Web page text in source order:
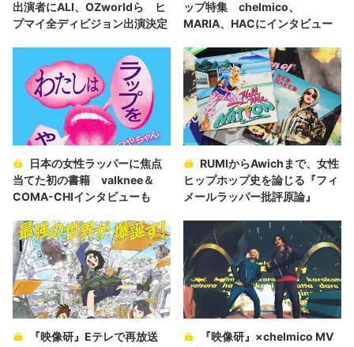
出演者にALI、OZworldら ヒ
プマイ全ディビジョン出演決定
ップ特集 chelmico、
MARIA、HACにインタビュー
日本の女性ラッパーに焦点
当てた初の書籍 valknee＆
COMA-CHIインタビューも
RUMIからAwichまで、女性
ヒップホップ史を論じる『フィ
メールラッパー批評原論』
『映像研』Eテレで再放送
『映像研』×chelmico MV